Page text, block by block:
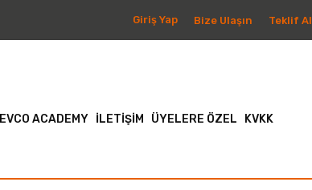
Giriş Yap Bize Ulaşın Teklif Al
EVCO ACADEMY İLETİŞİM ÜYELERE ÖZEL KVKK